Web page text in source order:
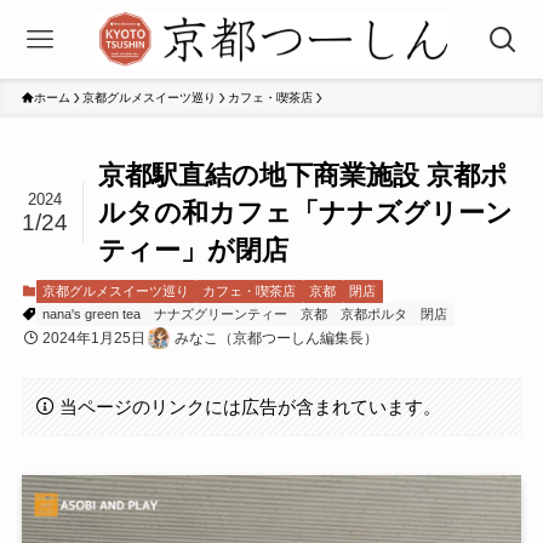
ホーム 京都グルメスイーツ巡り カフェ・喫茶店
京都駅直結の地下商業施設 京都ポ
ルタの和カフェ「ナナズグリーン
ティー」が閉店
2024
1/24
京都グルメスイーツ巡り カフェ・喫茶店 京都
閉店
nana's green tea
ナナズグリーンティー 京都 京都ポルタ 閉店
2024年1月25日 みなこ（京都つーしん編集長）
当ページのリンクには広告が含まれています。